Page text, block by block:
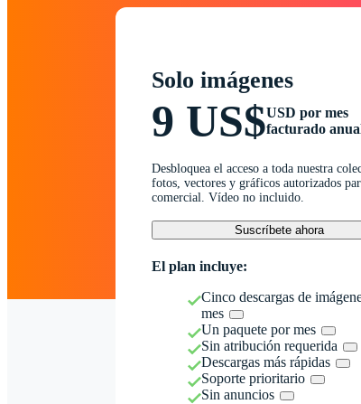
Solo imágenes
9 US$USD por mes
facturado
Desbloquea el acceso a toda nuestra
fotos, vectores y gráficos autorizados
comercial. Vídeo no incluido.
Suscríbete ahora
El plan incluye:
Cinco descargas de
mes
Un paquete por mes
Sin atribución requerida
Descargas más rápidas
Soporte prioritario
Sin anuncios